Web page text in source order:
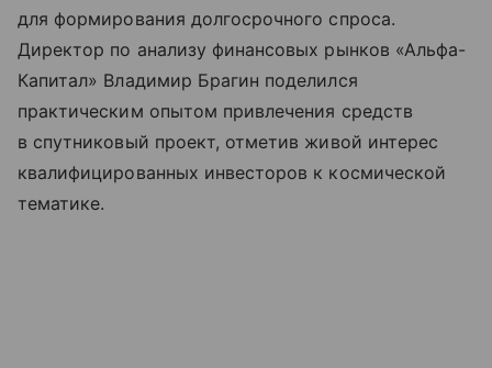
для формирования долгосрочного спроса.
Директор по анализу финансовых рынков «Альфа-
Капитал» Владимир Брагин поделился
практическим опытом привлечения средств
в спутниковый проект, отметив живой интерес
квалифицированных инвесторов к космической
тематике.